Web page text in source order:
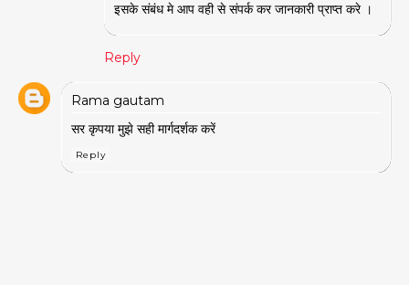
इसके संबंध मे आप वही से संपर्क कर जानकारी प्राप्त करे ।
Reply
Rama gautam
सर कृपया मुझे सही मार्गदर्शक करें
Reply